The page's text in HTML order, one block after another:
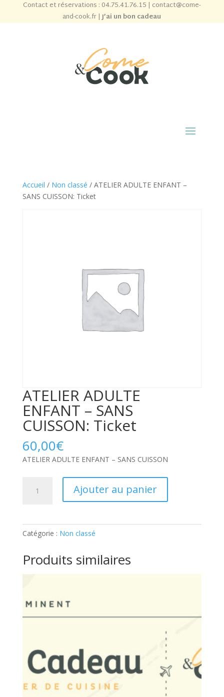
Contact et réservations : 04.75.41.76.15 | contact@come-
and-cook.fr|J’ai un bon cadeau
Accueil / Non classé / ATELIER ADULTE ENFANT –
SANS CUISSON: Ticket
ATELIER ADULTE
ENFANT – SANS
CUISSON: Ticket
60,00€
ATELIER ADULTE ENFANT – SANS CUISSON
ENFANT
CUISSON:
Ticket
Ajouter au panier
Catégorie : Non classé
Produits similaires